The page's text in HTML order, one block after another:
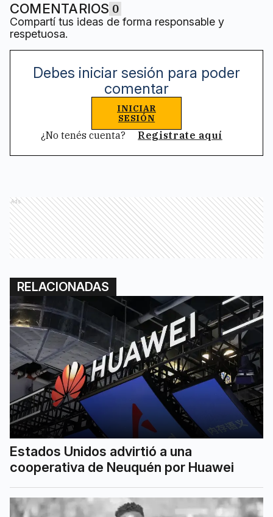
COMENTARIOS 0
Compartí tus ideas de forma responsable y
respetuosa.
Debes iniciar sesión para poder
comentar
INICIAR
SESIÓN
¿No tenés cuenta? Registrate aquí
Ads
RELACIONADAS
Estados Unidos advirtió a una
cooperativa de Neuquén por Huawei